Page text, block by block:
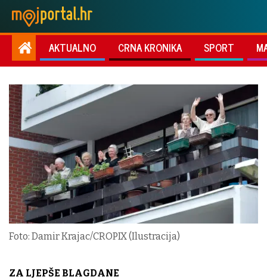
AKTUALNO CRNA KRONIKA SPORT
Foto: Damir Krajac/CROPIX (Ilustracija)
ZA LJEPŠE BLAGDANE